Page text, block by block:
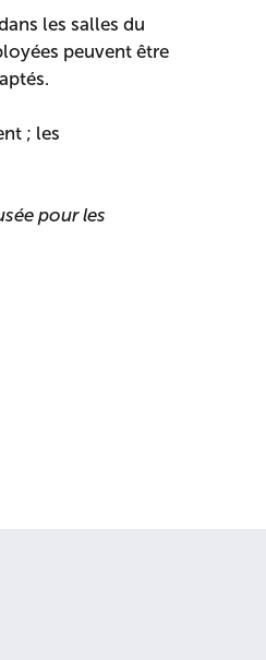
les salles du
peuvent être
; les
pour les